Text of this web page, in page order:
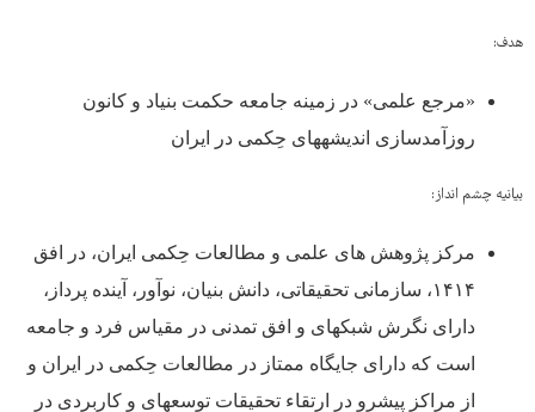
هدف:
«مرجع علمی» در زمینه جامعه حکمت بنیاد و کانون
روزآمدسازی اندیشه­های حِکمی در ایران
بیانیه چشم انداز:
مرکز پژوهش های علمی و مطالعات حِکمی ایران، در افق
۱۴۱۴، سازمانی تحقیقاتی، دانش بنیان، نوآور، آینده پرداز،
دارای نگرش شبکه­ای و افق تمدنی در مقیاس فرد و جامعه
است که دارای جایگاه ممتاز در مطالعات حِکمی در ایران و
از مراکز پیشرو در ارتقاء تحقیقات توسعه­ای و کاربردی در